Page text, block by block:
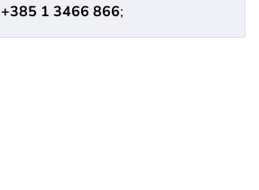
+385 1 3466 866;